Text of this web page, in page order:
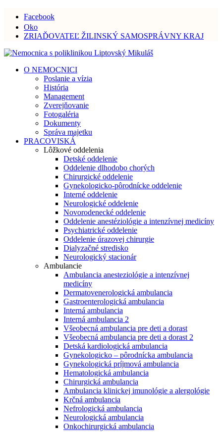
Facebook
Oko
ZRIAĎOVATEĽ ŽILINSKÝ SAMOSPRÁVNY KRAJ
O NEMOCNICI
Poslanie a vízia
História
Management
Zverejňovanie
Fotogaléria
Dokumenty
Správa majetku
PRACOVISKÁ
Lôžkové oddelenia
Detské oddelenie
Oddelenie dlhodobo chorých
Chirurgické oddelenie
Gynekologicko-pôrodnícke oddelenie
Interné oddelenie
Neurologické oddelenie
Novorodenecké oddelenie
Oddelenie anestéziológie a intenzívnej medicíny
Psychiatrické oddelenie
Oddelenie úrazovej chirurgie
Dialyzačné stredisko
Neurologický stacionár
Ambulancie
Ambulancia anesteziológie a intenzívnej
medicíny
Dermatovenerologická ambulancia
Gastroenterologická ambulancia
Interná ambulancia
Interná ambulancia 2
Všeobecná ambulancia pre deti a dorast
Všeobecná ambulancia pre deti a dorast 2
Detská kardiologická ambulancia
Gynekologicko – pôrodnícka ambulancia
Gynekologická príjmová ambulancia
Hematologická ambulancia
Chirurgická ambulancia
Ambulancia klinickej imunológie a alergológie
Krčná ambulancia
Nefrologická ambulancia
Neurologická ambulancia
Onkochirurgická ambulancia